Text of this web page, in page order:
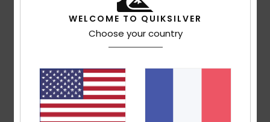
[Matière principale] 100% polyester recyclé
Traçabilité du produit (Loi Agec)
Livraison & Retours
WELCOME TO QUIKSILVER
Choose your country